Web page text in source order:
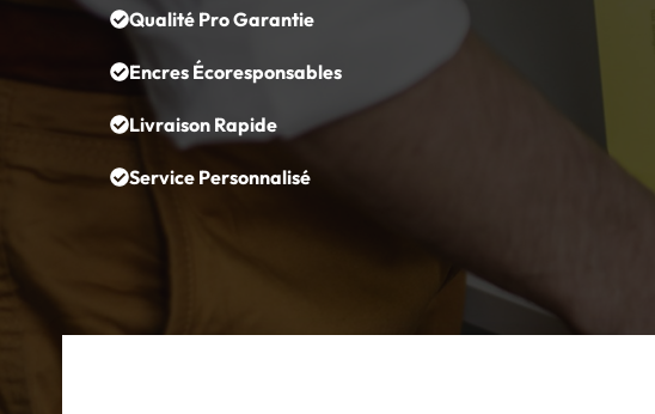
Qualité Pro Garantie
Encres Écoresponsables
Livraison Rapide
Service Personnalisé